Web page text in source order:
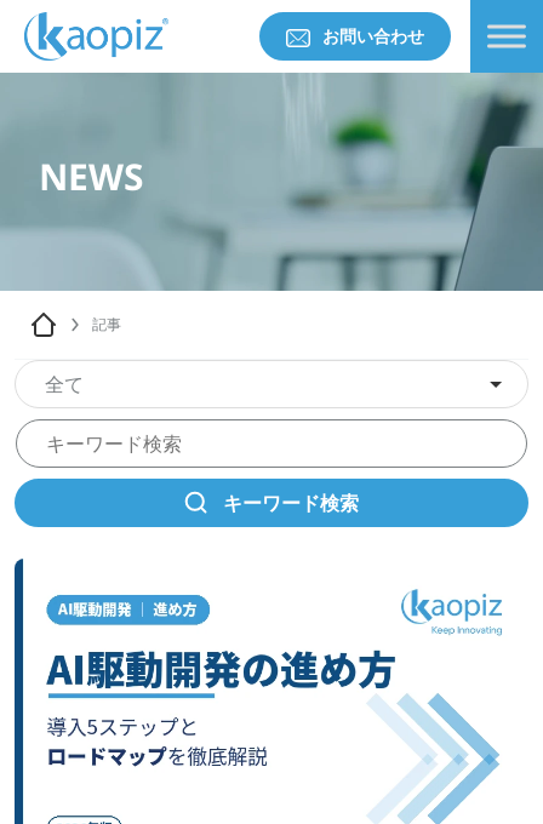
お問い合わせ
NEWS
記事
全て
キーワード検索